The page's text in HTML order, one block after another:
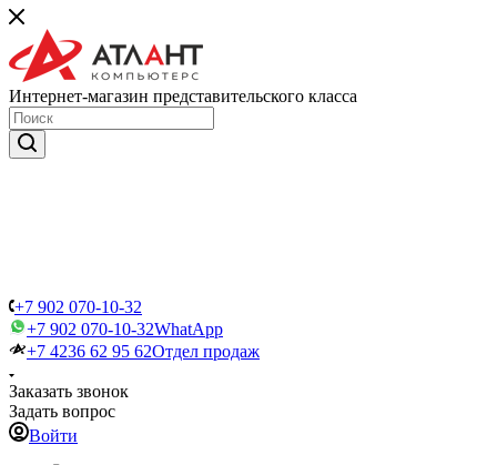
Интернет-магазин представительского класса
+7 902 070-10-32
+7 902 070-10-32WhatApp
+7 4236 62 95 62Отдел продаж
Заказать звонок
Задать вопрос
Войти